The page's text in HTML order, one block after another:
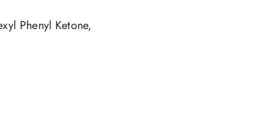
Phenyl Ketone,